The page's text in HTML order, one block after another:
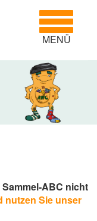
Toggle
MENÜ
ABC nicht
nutzen Sie unser